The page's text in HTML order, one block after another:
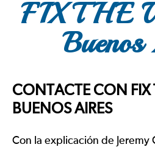
FIX THE
CONTACTE CON FIX
BUENOS AIRES
Con la explicación de Jeremy